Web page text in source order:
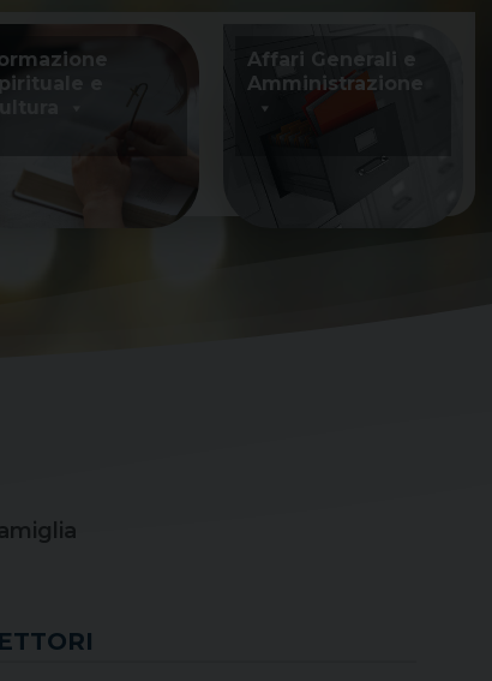
e
Affari Generali e
Amministrazione